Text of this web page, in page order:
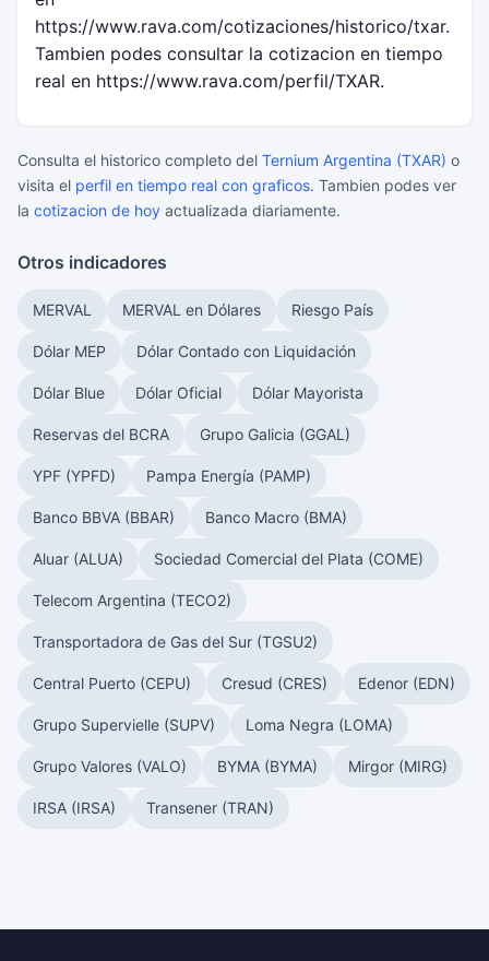
https://www.rava.com/cotizaciones/historico/txar.
Tambien podes consultar la cotizacion en tiempo
real en https://www.rava.com/perfil/TXAR.
Consulta el historico completo del Ternium Argentina (TXAR) o
visita el perfil en tiempo real con graficos. Tambien podes ver
la cotizacion de hoy actualizada diariamente.
Otros indicadores
MERVAL MERVAL en Dólares Riesgo País
Dólar MEP Dólar Contado con Liquidación
Dólar Blue Dólar Oficial Dólar Mayorista
Reservas del BCRA Grupo Galicia (GGAL)
YPF (YPFD) Pampa Energía (PAMP)
Banco BBVA (BBAR) Banco Macro (BMA)
Aluar (ALUA) Sociedad Comercial del Plata (COME)
Telecom Argentina (TECO2)
Transportadora de Gas del Sur (TGSU2)
Central Puerto (CEPU) Cresud (CRES) Edenor (EDN)
Grupo Supervielle (SUPV) Loma Negra (LOMA)
Grupo Valores (VALO) BYMA (BYMA) Mirgor (MIRG)
IRSA (IRSA) Transener (TRAN)